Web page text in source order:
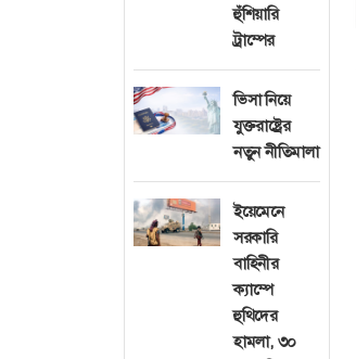
হুঁশিয়ারি
ট্রাম্পের
ভিসা নিয়ে
যুক্তরাষ্ট্রের
নতুন নীতিমালা
ইয়েমেনে
সরকারি
বাহিনীর
ক্যাম্পে
হুথিদের
হামলা, ৩০